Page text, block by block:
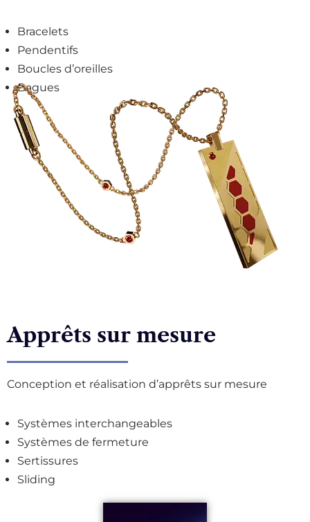
Bracelets
Pendentifs
Boucles d’oreilles
Bagues
Apprêts sur mesure
Conception et réalisation d’apprêts sur mesure
Systèmes interchangeables
Systèmes de fermeture
Sertissures
Sliding